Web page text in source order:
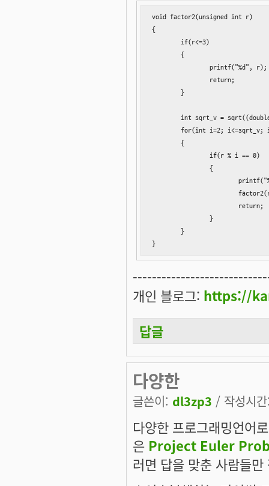
void factor2(unsigned int r)
{
}
개인 블로그: https://
답글
다양한
글쓴이: dl3zp3 / 작성시
다양한 프로그래밍언어
은 Project Euler
러면 답을 맞춘 사람들